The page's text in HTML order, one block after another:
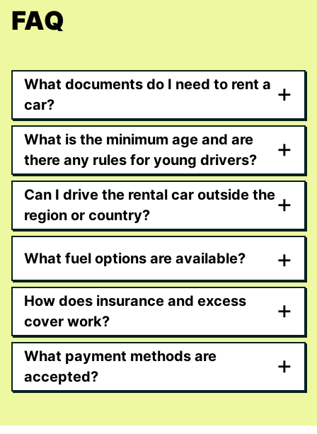
FAQ
What documents do I need to rent a
car?
+
What is the minimum age and are
there any rules for young drivers?
+
Can I drive the rental car outside the
region or country?
+
What fuel options are available? +
How does insurance and excess
cover work?
+
What payment methods are
accepted?
+